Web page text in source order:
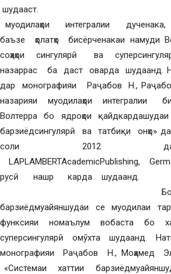
шудааст.
муодилаҳои интегралии
баъзе ҳолатҳо бисёрченакаи намуди
соҳаҳои сингулярӣ ва
назаррас ба даст оварда шудаанд.
дар монографияи Раҷабов Н.,
назарияи муодилаҳои интегралии
Волтерра бо ядроҳои
барзиёдсингулярӣ ва татбиқи онҳо»
соли 2012 дар
LAPLAMBERTAcademicPublishing,
русӣ нашр карда
Бори аввал
барзиёдмуайяншудаи се муодилаи
функсияи номаълум вобаста бо
суперсингулярӣ омӯхта шудаанд.
монографияи Раҷабов Н., Моҳамед
«Системаи хаттии